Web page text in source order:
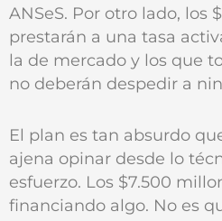
ANSeS. Por otro lado, los
prestarán a una tasa
la de mercado y los que
no deberán despedir a
El plan es tan absurdo
ajena opinar desde lo
esfuerzo. Los $7.500
financiando algo. No es